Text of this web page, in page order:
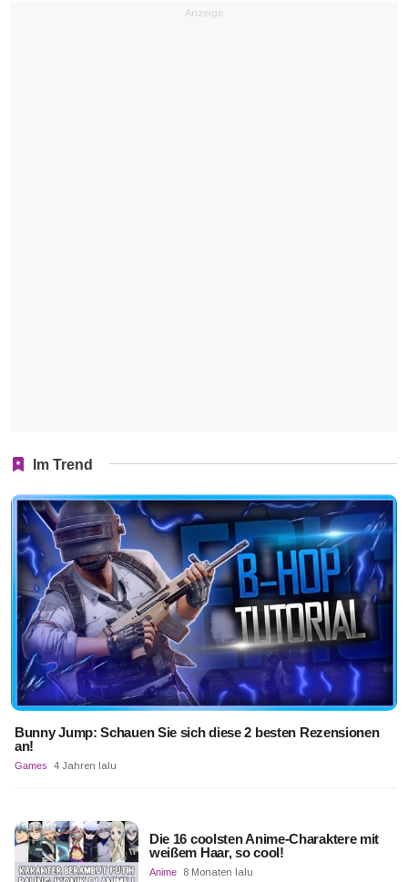
Anzeige
Im Trend
Bunny Jump: Schauen Sie sich diese 2 besten Rezensionen
an!
Games 4 Jahren lalu
Die 16 coolsten Anime-Charaktere mit
weißem Haar, so cool!
Anime 8 Monaten lalu